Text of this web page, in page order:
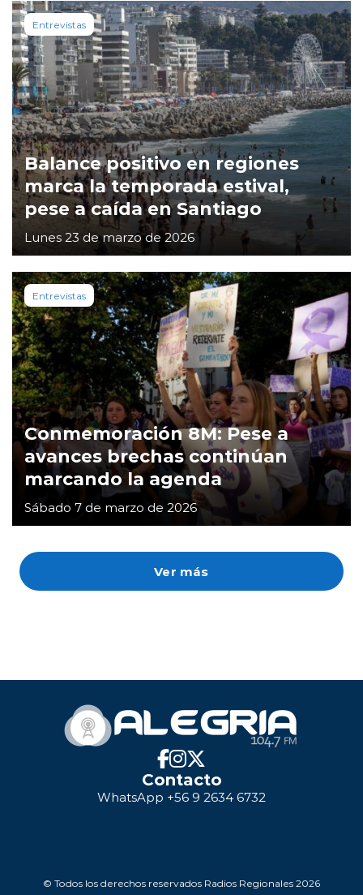
Ver más
Entrevistas
Balance positivo en regiones
marca la temporada estival,
pese a caída en Santiago
Lunes 23 de marzo de 2026
Entrevistas
Conmemoración 8M: Pese a
avances brechas continúan
marcando la agenda
Sábado 7 de marzo de 2026
Contacto
WhatsApp +56 9 2634 6732
© Todos los derechos reservados Radios Regionales 2026